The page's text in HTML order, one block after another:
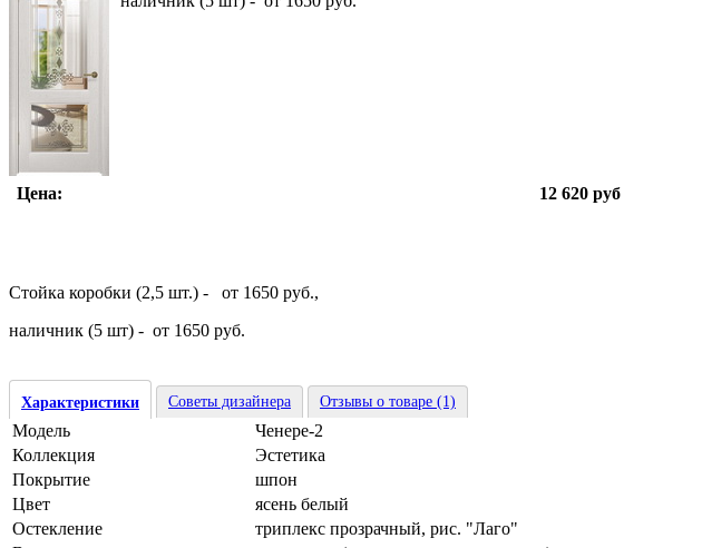
Цена: 12 620 руб
Стойка коробки (2,5 шт.) - от 1650 руб.,
наличник (5 шт) - от 1650 руб.
Характеристики Советы дизайнера Отзывы о товаре (1)
Модель
Ченере-2
Коллекция
Эстетика
Покрытие
шпон
Цвет
ясень белый
Остекление
триплекс прозрачный, рис. "Лаго"